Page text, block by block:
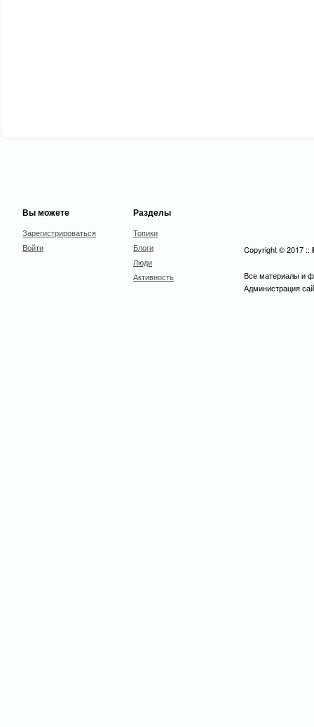
Вы можете
Зарегистрироваться
Войти
Разделы
Топики
Блоги
Люди
Активность
Copyright © 2017 ::
Все материалы и
Администрация